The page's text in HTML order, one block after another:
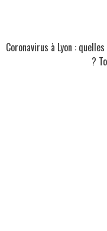
Coronavirus à Lyon :
?